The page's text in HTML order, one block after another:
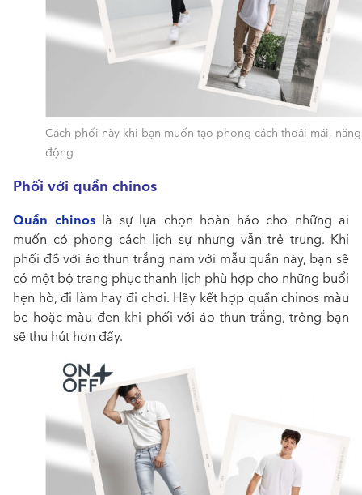
Cách phối này khi bạn muốn tạo phong cách thoải mái, năng
động
Phối với quần chinos
Quần chinoslà sự lựa chọn hoàn hảo cho những ai
muốn có phong cách lịch sự nhưng vẫn trẻ trung. Khi
phối đồ với áo thun trắng nam với mẫu quần này, bạn sẽ
có một bộ trang phục thanh lịch phù hợp cho những buổi
hẹn hò, đi làm hay đi chơi. Hãy kết hợp quần chinos màu
be hoặc màu đen khi phối với áo thun trắng, trông bạn
sẽ thu hút hơn đấy.